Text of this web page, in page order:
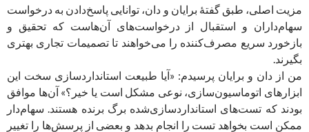
مزیت اصلی، طبق گفتۀ برایان و دان، توانایی پاسخ‌دادن به درخواست
سهام‌داران و استقبال از درخواست‌های آن‌هاست که تحقیق و
بازخورد سریع مصرف‌کننده را می‌خواهند تا تصمیمات تجاری بهتری
بگیرند.
من از دان و برایان پرسیدم: «آیا طبیعت استانداردسازی سخت این
ابزارهای اتوماسیون‌سازی، نوعی مشکل است یا خیر؟» آن‌ها موافق
بودند که تست‌های استانداردسازی‌‌شده برگ برنده هستند. سهام‌دار
ممکن است بخواهد تست را انجام بدهد و بعضی از پرسش‌ها را تغییر